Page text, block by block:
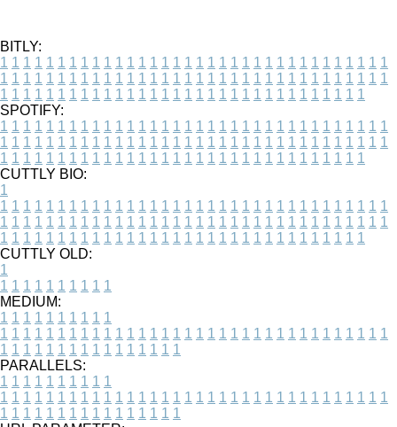
BITLY:
1 1 1 1 1 1 1 1 1 1 1 1 1 1 1 1 1 1 1 1 1 1 1 1 1 1 1 1 1 1 1 1 1 1
1 1 1 1 1 1 1 1 1 1 1 1 1 1 1 1 1 1 1 1 1 1 1 1 1 1 1 1 1 1 1 1 1 1
1 1 1 1 1 1 1 1 1 1 1 1 1 1 1 1 1 1 1 1 1 1 1 1 1 1 1 1 1 1 1 1
SPOTIFY:
1 1 1 1 1 1 1 1 1 1 1 1 1 1 1 1 1 1 1 1 1 1 1 1 1 1 1 1 1 1 1 1 1 1
1 1 1 1 1 1 1 1 1 1 1 1 1 1 1 1 1 1 1 1 1 1 1 1 1 1 1 1 1 1 1 1 1 1
1 1 1 1 1 1 1 1 1 1 1 1 1 1 1 1 1 1 1 1 1 1 1 1 1 1 1 1 1 1 1 1
CUTTLY BIO:
1
1 1 1 1 1 1 1 1 1 1 1 1 1 1 1 1 1 1 1 1 1 1 1 1 1 1 1 1 1 1 1 1 1 1
1 1 1 1 1 1 1 1 1 1 1 1 1 1 1 1 1 1 1 1 1 1 1 1 1 1 1 1 1 1 1 1 1 1
1 1 1 1 1 1 1 1 1 1 1 1 1 1 1 1 1 1 1 1 1 1 1 1 1 1 1 1 1 1 1 1
CUTTLY OLD:
1
1 1 1 1 1 1 1 1 1 1
MEDIUM:
1 1 1 1 1 1 1 1 1 1
1 1 1 1 1 1 1 1 1 1 1 1 1 1 1 1 1 1 1 1 1 1 1 1 1 1 1 1 1 1 1 1 1 1
1 1 1 1 1 1 1 1 1 1 1 1 1 1 1 1
PARALLELS:
1 1 1 1 1 1 1 1 1 1
1 1 1 1 1 1 1 1 1 1 1 1 1 1 1 1 1 1 1 1 1 1 1 1 1 1 1 1 1 1 1 1 1 1
1 1 1 1 1 1 1 1 1 1 1 1 1 1 1 1